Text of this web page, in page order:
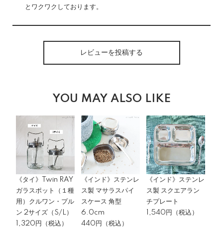
とワクワクしております。
レビューを投稿する
YOU MAY ALSO LIKE
《タイ》Twin RAY
ガラスポット（１種
用）クルワン・プル
ン 2サイズ（S/L）
1,320円（税込）
《インド》ステンレ
ス製 マサラスパイ
スケース 角型
6.0cm
440円（税込）
《インド》ステンレ
ス製 スクエアラン
チプレート
1,540円（税込）